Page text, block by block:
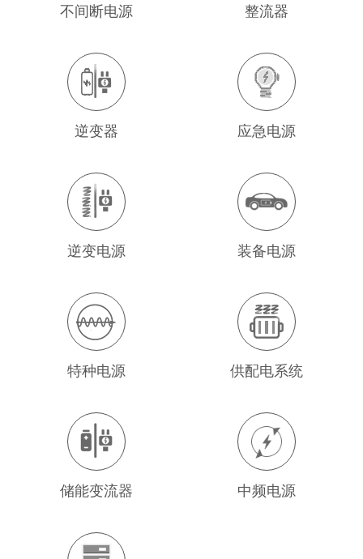
不间断电源 整流器
逆变器 应急电源
逆变电源 装备电源
特种电源 供配电系统
储能变流器 中频电源